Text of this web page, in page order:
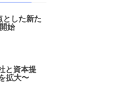
した新た
始
と資本提
拡大〜